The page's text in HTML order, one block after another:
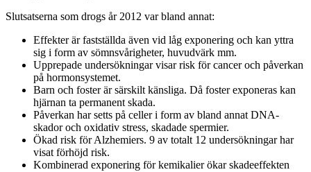
Slutsatserna som drogs år 2012 var bland annat:
Effekter är fastställda även vid låg exponering och kan yttra
sig i form av sömnsvårigheter, huvudvärk mm.
Upprepade undersökningar visar risk för cancer och påverkan
på hormonsystemet.
Barn och foster är särskilt känsliga. Då foster exponeras kan
hjärnan ta permanent skada.
Påverkan har setts på celler i form av bland annat DNA-
skador och oxidativ stress, skadade spermier.
Ökad risk för Alzhemiers. 9 av totalt 12 undersökningar har
visat förhöjd risk.
Kombinerad exponering för kemikalier ökar skadeeffekten